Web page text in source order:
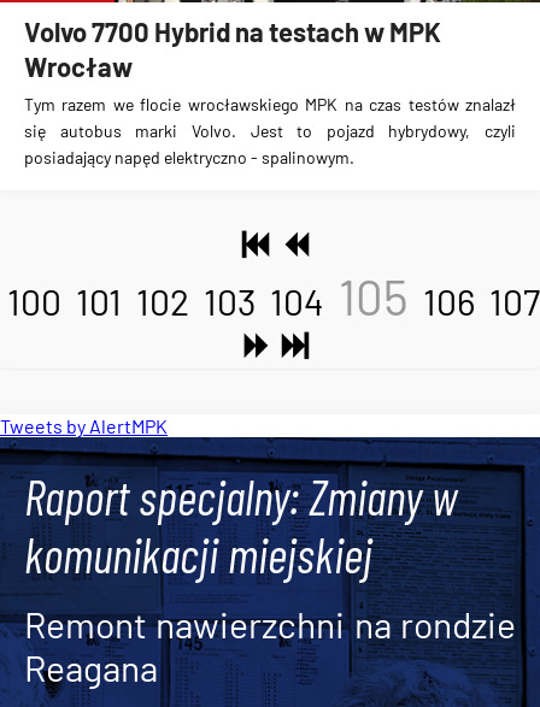
Volvo 7700 Hybrid na testach w MPK
Wrocław
Tym razem we flocie wrocławskiego MPK na czas testów znalazł
się autobus marki Volvo. Jest to pojazd hybrydowy, czyli
posiadający napęd elektryczno - spalinowym.
100 101 102 103 104 105 106 107
Tweets by AlertMPK
Raport specjalny: Zmiany w
komunikacji miejskiej
Remont nawierzchni na rondzie
Reagana